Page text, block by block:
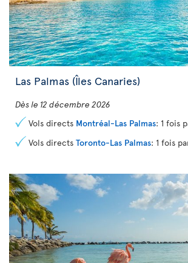
Las Palmas (Îles Canaries)
Dès le 12 décembre 2026
Vols directs Montréal-Las Palmas: 1 fois
Vols directs Toronto-Las Palmas: 1 fois